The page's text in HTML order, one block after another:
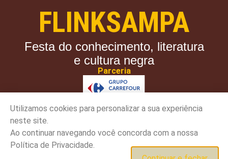
FLINKSAMPA
Festa do conhecimento, literatura
e cultura negra
Parceria
Copyright 2023 - [site_title] - Todos os direitos
reservados.
Sobre a Flink
Termos de uso
Utilizamos cookies para personalizar a sua experiência
neste site.
Ao continuar navegando você concorda com a nossa
Política de Privacidade.